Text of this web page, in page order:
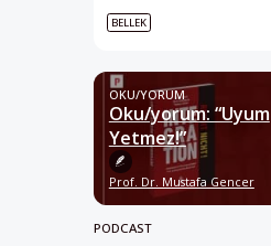
BELLEK
OKU/YORUM
Oku/yorum: “Uyum
Yetmez!”
Prof. Dr. Mustafa Gencer
PODCAST